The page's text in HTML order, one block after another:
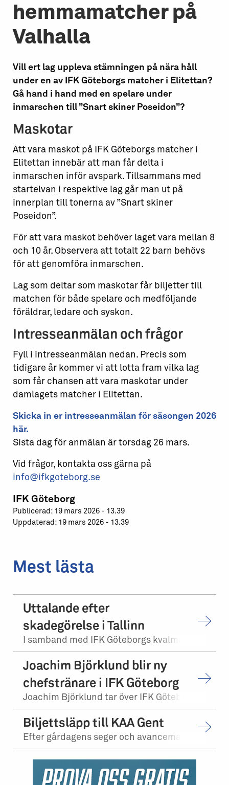
hemmamatcher på
Valhalla
Vill ert lag uppleva stämningen på nära håll
under en av IFK Göteborgs matcher i Elitettan?
Gå hand i hand med en spelare under
inmarschen till ”Snart skiner Poseidon”?
Maskotar
Att vara maskot på IFK Göteborgs matcher i
Elitettan innebär att man får delta i
inmarschen inför avspark. Tillsammans med
startelvan i respektive lag går man ut på
innerplan till tonerna av ”Snart skiner
Poseidon”.
För att vara maskot behöver laget vara mellan 8
och 10 år. Observera att totalt 22 barn behövs
för att genomföra inmarschen.
Lag som deltar som maskotar får biljetter till
matchen för både spelare och medföljande
föräldrar, ledare och syskon.
Intresseanmälan och frågor
Fyll i intresseanmälan nedan. Precis som
tidigare år kommer vi att lotta fram vilka lag
som får chansen att vara maskotar under
damlagets matcher i Elitettan.
Skicka in er intresseanmälan för säsongen 2026
här.
Sista dag för anmälan är torsdag 26 mars.
Vid frågor, kontakta oss gärna på
info@ifkgoteborg.se
IFK Göteborg
Publicerad: 19 mars 2026 - 13.39
Uppdaterad: 19 mars 2026 - 13.39
Mest lästa
Uttalande efter
skadegörelse i Tallinn
Joachim Björklund blir ny
chefstränare i IFK Göteborg
Biljettsläpp till KAA Gent